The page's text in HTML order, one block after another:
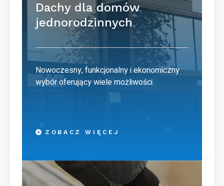
Dachy dla domów
jednorodzinnych
Nowoczesny, funkcjonalny i ekonomiczny
wybór oferujący wiele możliwości.
ZOBACZ WIĘCEJ